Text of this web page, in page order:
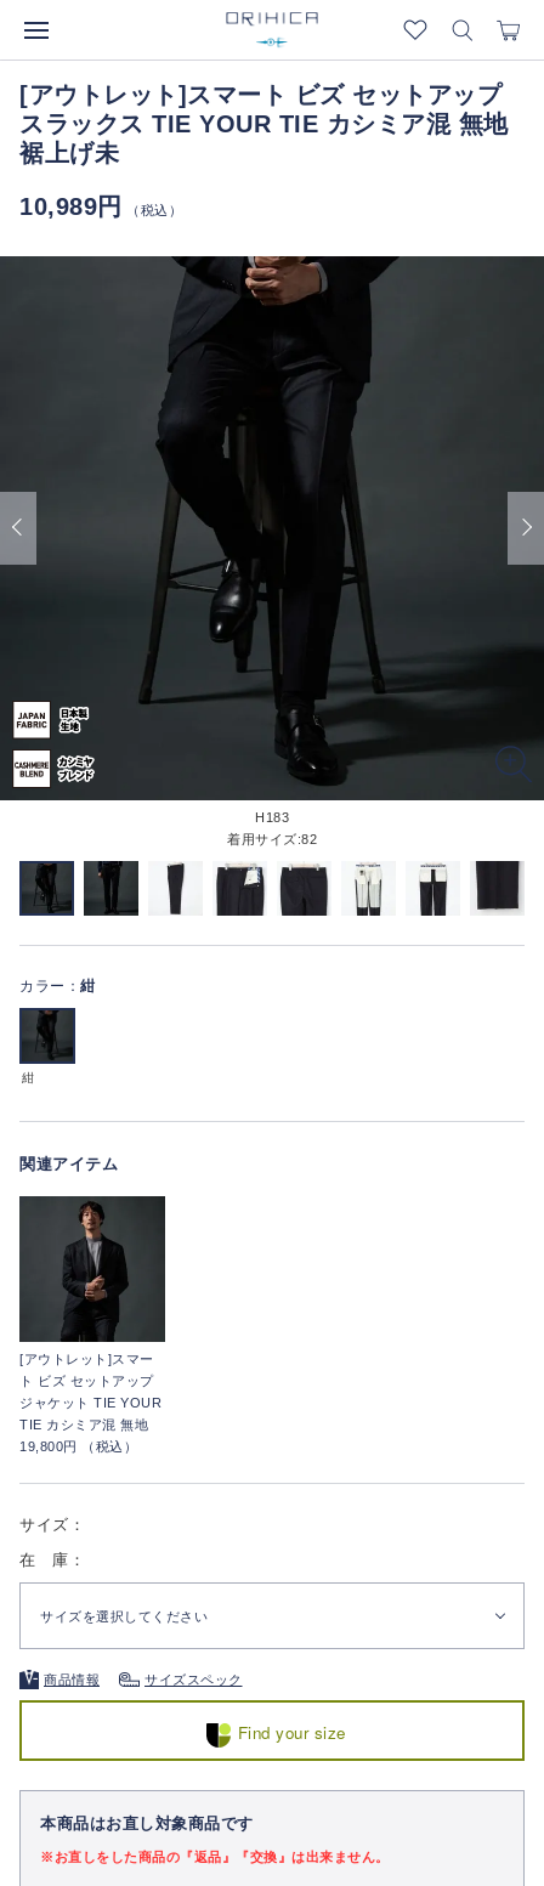
[アウトレット]スマート ビズ セットアップ
スラックス TIE YOUR TIE カシミア混 無地
裾上げ未
10,989円
（税込）
H183
着用サイズ:82
カラー： 紺
紺
関連アイテム
[アウトレット]スマー
ト ビズ セットアップ
ジャケット TIE YOUR
TIE カシミア混 無地
19,800円 （税込）
サイズ：
在 庫：
サイズを選択してください
商品情報 サイズスペック
Find your size
本商品はお直し対象商品です
※お直しをした商品の『返品』『交換』は出来ません。